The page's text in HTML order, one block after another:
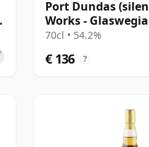
Port Dundas
Works -
oud
70cl • 54.2%
€ 136 ?